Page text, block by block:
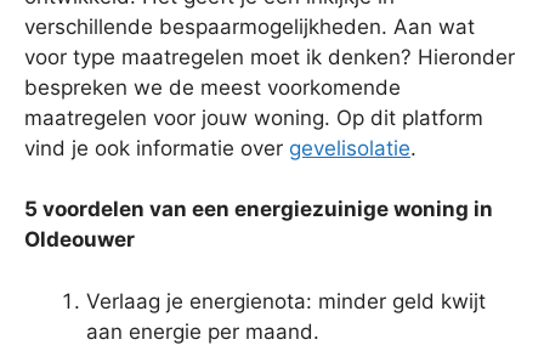
verschillende bespaarmogelijkheden. Aan wat
voor type maatregelen moet ik denken? Hieronder
bespreken we de meest voorkomende
maatregelen voor jouw woning. Op dit platform
vind je ook informatie over gevelisolatie.
5 voordelen van een energiezuinige woning in
Oldeouwer
Verlaag je energienota: minder geld kwijt
aan energie per maand.